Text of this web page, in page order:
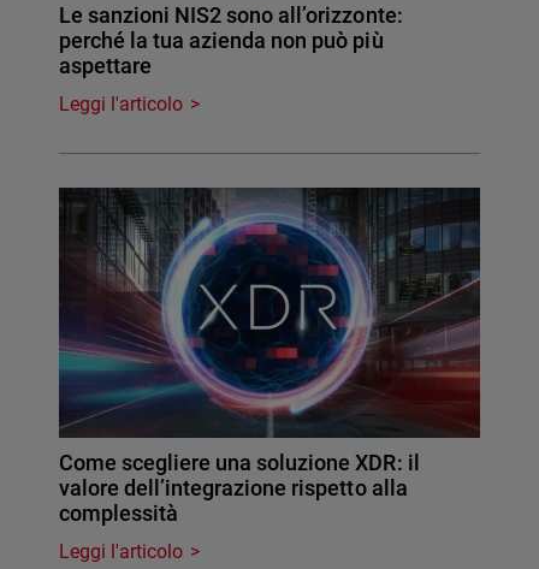
Le sanzioni NIS2 sono all’orizzonte:
perché la tua azienda non può più
aspettare
Leggi l'articolo
Come scegliere una soluzione XDR: il
valore dell’integrazione rispetto alla
complessità
Leggi l'articolo